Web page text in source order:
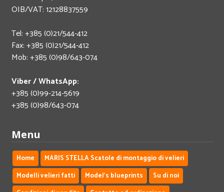
OIB/VAT: 12128837559
Tel: +385 (0)21/544-412
Fax: +385 (0)21/544-412
Mob: +385 (0)98/643-074
Viber / WhatsApp:
+385 (0)99-214-5619
+385 (0)98/643-074
Menu
Home
MARIS STELLA Scatole di montaggio di velieri
Modelli velieri fatti
Model's blueprints
Su di noi